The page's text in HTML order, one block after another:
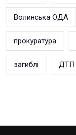
Волинська ОДА
прокуратура
загиблі ДТП